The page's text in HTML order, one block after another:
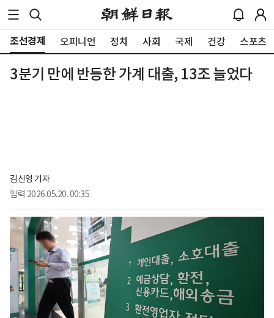
조선경제 오피니언 정치 사회 국제 건강 스포츠
3분기 만에 반등한 가계 대출, 13조 늘었다
김신영 기자
입력 2026.05.20. 00:35